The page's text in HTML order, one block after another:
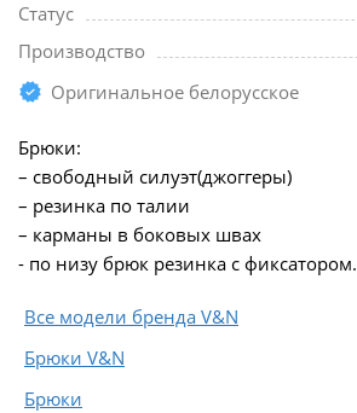
Статус
Производство
Оригинальное белорусское
Брюки:
– свободный силуэт(джоггеры)
– резинка по талии
– карманы в боковых швах
- по низу брюк резинка с фиксатором.
Все модели бренда V&N
Брюки V&N
Брюки